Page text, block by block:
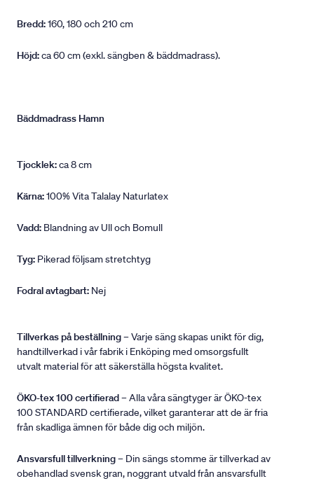
Bredd:160, 180 och 210 cm
Höjd:ca 60 cm (exkl. sängben & bäddmadrass).
Bäddmadrass Hamn
Tjocklek:ca 8 cm
Kärna:100% Vita Talalay Naturlatex
Vadd: Blandning av Ull och Bomull
Tyg: Pikerad följsam stretchtyg
Fodral avtagbart: Nej
Tillverkas på beställning– Varje säng skapas unikt för dig,
handtillverkad i vår fabrik i Enköping med omsorgsfullt
utvalt material för att säkerställa högsta kvalitet.
ÖKO-tex 100 certifierad– Alla våra sängtyger är ÖKO-tex
100 STANDARD certifierade, vilket garanterar att de är fria
från skadliga ämnen för både dig och miljön.
Ansvarsfull tillverkning– Din sängs stomme är tillverkad av
obehandlad svensk gran, noggrant utvald från ansvarsfullt